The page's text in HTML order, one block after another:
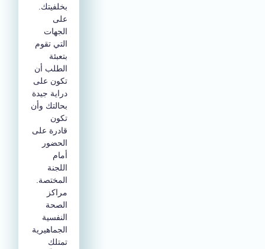
بخلفيتك.
على
الجهات
التي تقوم
بتعبئة
الطلب أن
تكون على
دراية جيدة
بحالتك وأن
تكون
قادرة على
الحضور
أمام
اللجنة
المختصة.
مراكز
الصحة
النفسية
الجماهيرية
تمتلك